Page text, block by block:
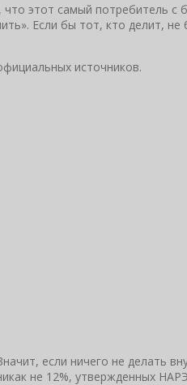
что этот самый потребитель
Если бы тот, кто делит,
источников.
если ничего не делать
не 12%, утвержденных